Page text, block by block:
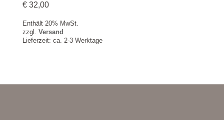
€32,00
Enthält 20% MwSt.
zzgl. Versand
Lieferzeit: ca. 2-3 Werktage